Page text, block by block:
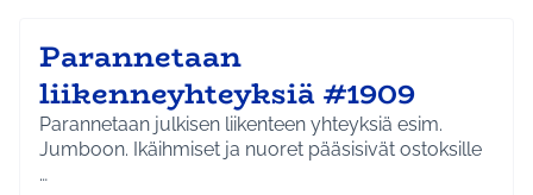
Parannetaan
liikenneyhteyksiä #1909
Parannetaan julkisen liikenteen yhteyksiä esim.
Jumboon. Ikäihmiset ja nuoret pääsisivät ostoksille
…